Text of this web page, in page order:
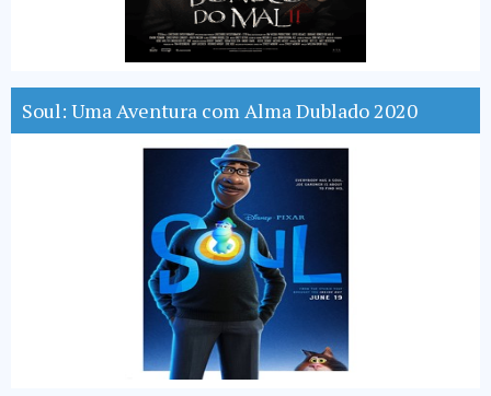
Soul: Uma Aventura com Alma Dublado 2020